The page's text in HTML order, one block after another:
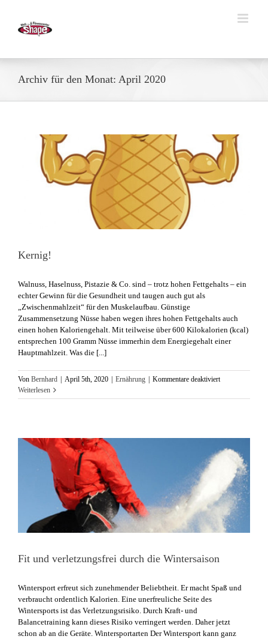
springen
Archiv für den Monat: April 2020
Kernig!
​Walnuss, Haselnuss, Pistazie & Co. sind – trotz hohen Fettgehalts – ein
echter Gewinn für die Gesundheit und taugen auch gut als
„Zwischenmahlzeit“ für den Muskelaufbau. Günstige
Zusammensetzung Nüsse haben wegen ihres hohen Fettgehalts auch
einen hohen Kaloriengehalt. Mit teilweise über 600 Kilokalorien (kcal)
entsprechen 100 Gramm Nüsse immerhin dem Energiegehalt einer
Hauptmahlzeit. Was die [...]
Von Bernhard | April 5th, 2020 | Ernährung | Kommentare deaktiviertfür
Weiterlesen
Fit und verletzungsfrei durch die Wintersaison
​Wintersport erfreut sich zunehmender Beliebtheit. Er macht Spaß und
verbraucht ordentlich Kalorien. Eine unerfreuliche Seite des
Wintersports ist das Verletzungsrisiko. Durch Kraft- und
Balancetraining kann dieses Risiko verringert werden. Daher jetzt
schon ab an die Geräte. Wintersportarten Der Wintersport kann ganz